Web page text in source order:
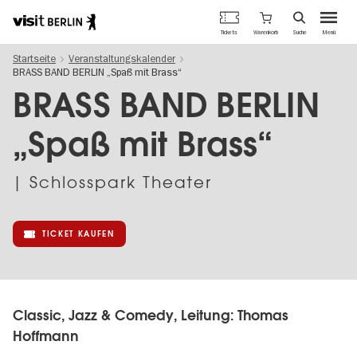
zum
Inhalt
Berlins
offizielles
Tourismusportal
Menü
Tickets Warenkorb Suche
Startseite
Veranstaltungskalender
BRASS BAND BERLIN „Spaß mit Brass“
BRASS BAND BERLIN
„Spaß mit Brass“
| Schlosspark Theater
TICKET KAUFEN
Classic, Jazz & Comedy, Leitung: Thomas
Hoffmann